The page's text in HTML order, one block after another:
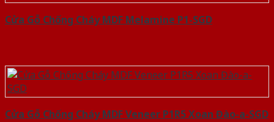
Cửa Gỗ Chống Cháy MDF Melamine P1-SGD
Cửa Gỗ Chống Cháy MDF Veneer P1R5 Xoan Đào-a-SGD